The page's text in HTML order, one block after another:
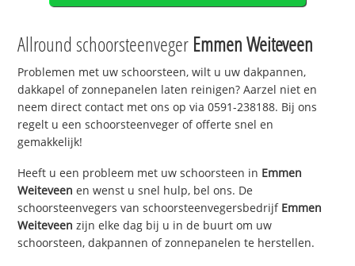
Allround schoorsteenveger Emmen Weiteveen
Problemen met uw schoorsteen, wilt u uw dakpannen,
dakkapel of zonnepanelen laten reinigen? Aarzel niet en
neem direct contact met ons op via 0591-238188. Bij ons
regelt u een schoorsteenveger of offerte snel en
gemakkelijk!
Heeft u een probleem met uw schoorsteen in Emmen
Weiteveen en wenst u snel hulp, bel ons. De
schoorsteenvegers van schoorsteenvegersbedrijf Emmen
Weiteveen zijn elke dag bij u in de buurt om uw
schoorsteen, dakpannen of zonnepanelen te herstellen.